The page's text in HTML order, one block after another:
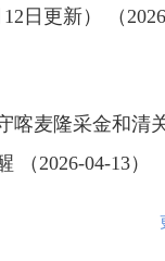
12日更新） （
喀麦隆采金和清
（2026-04-13）